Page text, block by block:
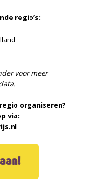
regio’s:
voor meer
organiseren?
via: